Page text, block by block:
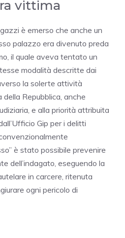
vittima
è emerso che anche un
palazzo era divenuto preda
il quale aveva tentato un
modalità descritte dai
la solerte attività
della Repubblica, anche
e alla priorità attribuita
Gip per i delitti
è stato possibile prevenire
dell’indagato, eseguendo la
in carcere, ritenuta
ogni pericolo di